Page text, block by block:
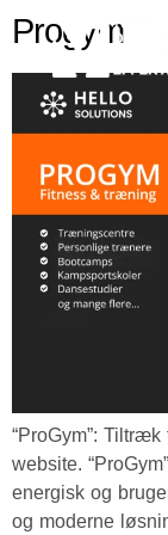
Progym
“ProGym”:
website.
energisk og
og moderne